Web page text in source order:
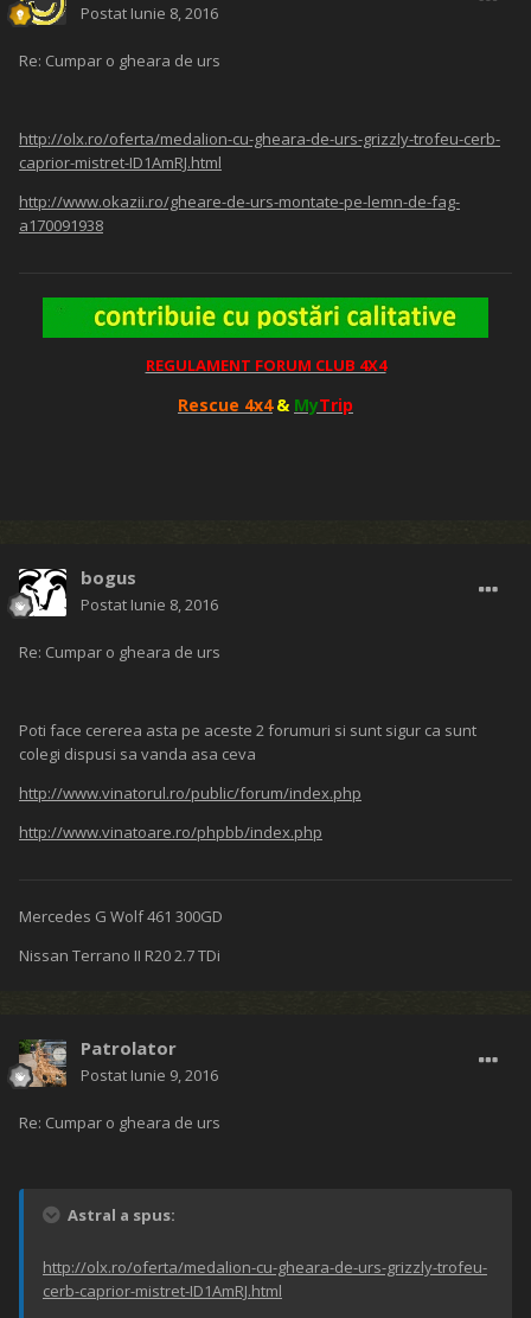
Postat Iunie 8, 2016
Re: Cumpar o gheara de urs
http://olx.ro/oferta/medalion-cu-gheara-de-urs-grizzly-trofeu-cerb-
caprior-mistret-ID1AmRJ.html
http://www.okazii.ro/gheare-de-urs-montate-pe-lemn-de-fag-
a170091938
REGULAMENT FORUM CLUB 4X4
Rescue 4x4 & MyTrip
bogus
Postat Iunie 8, 2016
Re: Cumpar o gheara de urs
Poti face cererea asta pe aceste 2 forumuri si sunt sigur ca sunt
colegi dispusi sa vanda asa ceva
http://www.vinatorul.ro/public/forum/index.php
http://www.vinatoare.ro/phpbb/index.php
Mercedes G Wolf 461 300GD
Nissan Terrano II R20 2.7 TDi
Patrolator
Postat Iunie 9, 2016
Re: Cumpar o gheara de urs
Astral a spus:
http://olx.ro/oferta/medalion-cu-gheara-de-urs-grizzly-trofeu-
cerb-caprior-mistret-ID1AmRJ.html